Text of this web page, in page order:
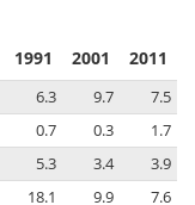
1991 2001 2011
6.3 9.7
7.5
0.7 0.3
1.7
5.3 3.4
3.9
18.1 9.9 7.6